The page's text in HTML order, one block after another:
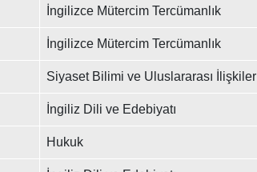
İngilizce Mütercim Tercümanlık
İngilizce Mütercim Tercümanlık
Siyaset Bilimi ve Uluslararası İlişkiler
İngiliz Dili ve Edebiyatı
Hukuk